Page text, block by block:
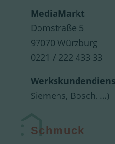
MediaMarkt
Domstraße 5
97070 Würzburg
0221 / 222 433 33
Siemens, Bosch, …)
Schmuck